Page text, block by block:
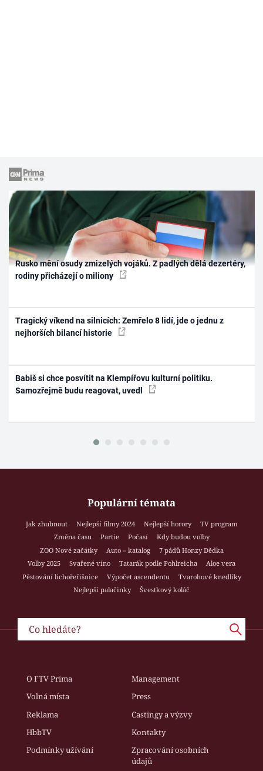
Rusko mění osudy zmizelých vojáků. Z padlých dělá dezertéry,
rodiny přicházejí o miliony
Tragický víkend na silnicích: Zemřelo 8 lidí, jde o jednu z
nejhorších bilancí historie
Babiš si chce posvítit na Klempířovu kulturní politiku.
Samozřejmě budu reagovat, uvedl
Populární témata
Jak zhubnout Nejlepší filmy 2024 Nejlepší horory
TV program
Změna času
Partie Počasí
Kdy budou volby
ZOO Nové začátky
Auto – katalog
7 pádů Honzy Dědka
Volby 2025
Svařené víno Tatarák podle Pohlreicha
Aloe vera
Pěstování lichořeřišnice
Výpočet ascendentu
Tvarohové knedlíky
Nejlepší palačinky
Švestkový koláč
O FTV Prima
Management
Volná místa
Press
Reklama
Castingy a výzvy
HbbTV
Kontakty
Podmínky užívání
Zpracování osobních
údajů